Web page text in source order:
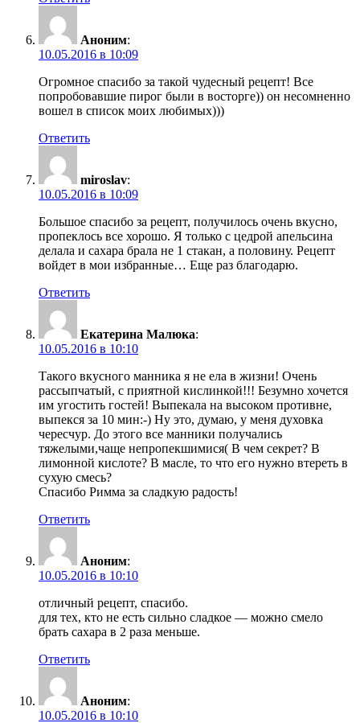
Аноним:
10.05.2016 в 10:09
Огромное спасибо за такой чудесный рецепт! Все
попробовавшие пирог были в восторге)) он несомненно
вошел в список моих любимых)))
Ответить
miroslav:
10.05.2016 в 10:09
Большое спасибо за рецепт, получилось очень вкусно,
пропеклось все хорошо. Я только с цедрой апельсина
делала и сахара брала не 1 стакан, а половину. Рецепт
войдет в мои избранные… Еще раз благодарю.
Ответить
Екатерина Малюка:
10.05.2016 в 10:10
Такого вкусного манника я не ела в жизни! Очень
рассыпчатый, с приятной кислинкой!!! Безумно хочется
им угостить гостей! Выпекала на высоком противне,
выпекся за 10 мин:-) Ну это, думаю, у меня духовка
чересчур. До этого все манники получались
тяжелыми,чаще непропекшимися( В чем секрет? В
лимонной кислоте? В масле, то что его нужно втереть в
сухую смесь?
Спасибо Римма за сладкую радость!
Ответить
Аноним:
10.05.2016 в 10:10
отличный рецепт, спасибо.
для тех, кто не есть сильно сладкое — можно смело
брать сахара в 2 раза меньше.
Ответить
Аноним:
10.05.2016 в 10:10